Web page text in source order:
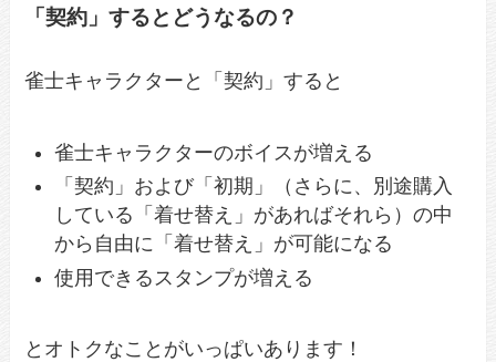
「契約」するとどうなるの？
雀士キャラクターと「契約」すると
雀士キャラクターのボイスが増える
「契約」および「初期」（さらに、別途購入
している「着せ替え」があればそれら）の中
から自由に「着せ替え」が可能になる
使用できるスタンプが増える
とオトクなことがいっぱいあります！